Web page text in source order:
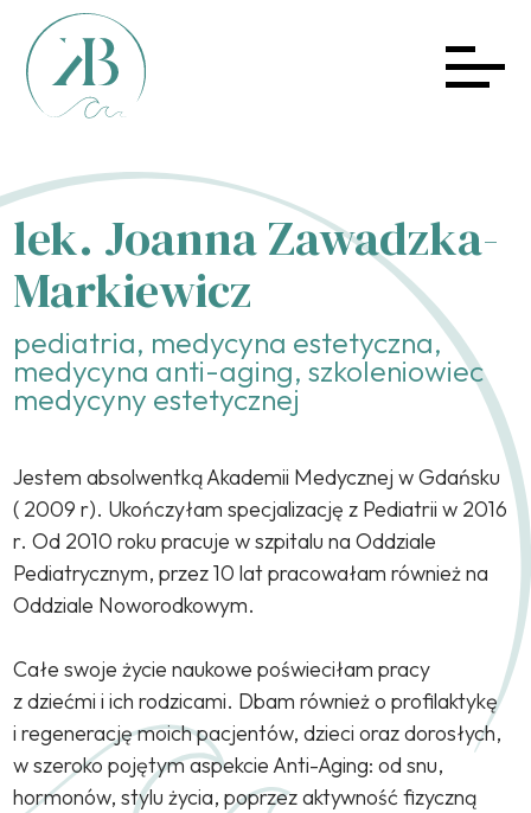
lek. Joanna Zawadzka-
Markiewicz
pediatria, medycyna estetyczna,
medycyna anti-aging, szkoleniowiec
medycyny estetycznej
Jestem absolwentką Akademii Medycznej w Gdańsku
( 2009 r). Ukończyłam specjalizację z Pediatrii w 2016
r. Od 2010 roku pracuje w szpitalu na Oddziale
Pediatrycznym, przez 10 lat pracowałam również na
Oddziale Noworodkowym.
Całe swoje życie naukowe poświeciłam pracy
z dziećmi i ich rodzicami. Dbam również o profilaktykę
i regenerację moich pacjentów, dzieci oraz dorosłych,
w szeroko pojętym aspekcie Anti-Aging: od snu,
hormonów, stylu życia, poprzez aktywność fizyczną